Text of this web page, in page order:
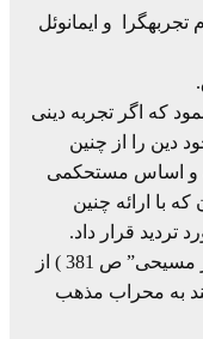
و ایمانوئل
که اگر تجربه دینی
دین را از چنین
و اساس مستحکمی
با ارائه چنین
قرار داد.
و به تعبیر تونی لین (در کتاب “تاریخ تفکر مسیحی” ص 381 ) از
به محراب مذهب